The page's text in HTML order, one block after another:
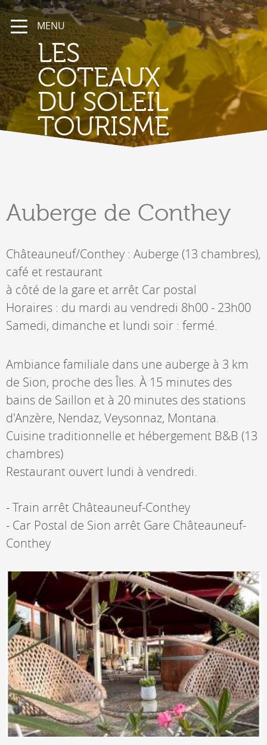
MENU
LES
COTEAUX
DU SOLEIL
TOURISME
Auberge de Conthey
Châteauneuf/Conthey : Auberge (13 chambres),
café et restaurant
à côté de la gare et arrêt Car postal
Horaires : du mardi au vendredi 8h00 - 23h00
Samedi, dimanche et lundi soir : fermé.
Ambiance familiale dans une auberge à 3 km
de Sion, proche des Îles. À 15 minutes des
bains de Saillon et à 20 minutes des stations
d'Anzère, Nendaz, Veysonnaz, Montana.
Cuisine traditionnelle et hébergement B&B (13
chambres)
Restaurant ouvert lundi à vendredi.
- Train arrêt Châteauneuf-Conthey
- Car Postal de Sion arrêt Gare Châteauneuf-
Conthey